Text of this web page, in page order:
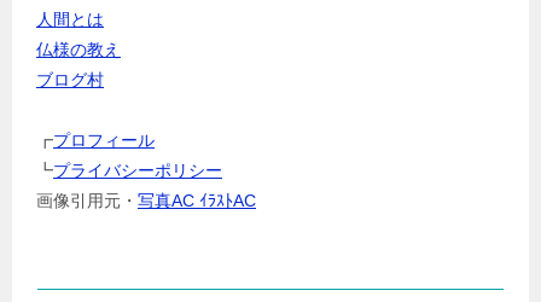
ル
択
人間とは
仏様の教え
ブログ村
┏プロフィール
┗プライバシーポリシー
画像引用元・ 写真AC ｲﾗｽﾄAC